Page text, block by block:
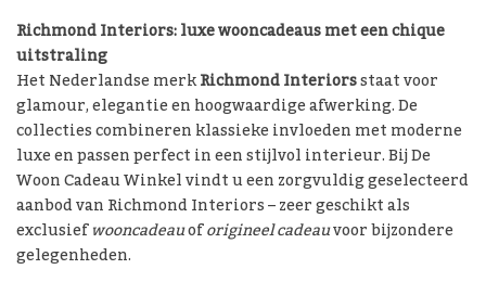
Richmond Interiors: luxe wooncadeaus met een chique
uitstraling
Het Nederlandse merkRichmond Interiorsstaat voor
glamour, elegantie en hoogwaardige afwerking. De
collecties combineren klassieke invloeden met moderne
luxe en passen perfect in een stijlvol interieur. Bij De
Woon Cadeau Winkel vindt u een zorgvuldig geselecteerd
aanbod van Richmond Interiors – zeer geschikt als
exclusiefwooncadeauoforigineel cadeauvoor bijzondere
gelegenheden.